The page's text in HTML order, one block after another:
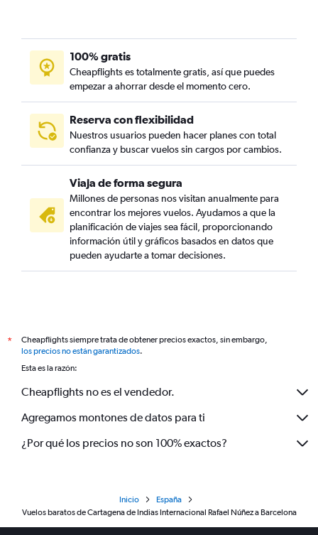
100% gratis
Cheapflights es totalmente gratis, así que puedes
empezar a ahorrar desde el momento cero.
Reserva con flexibilidad
Nuestros usuarios pueden hacer planes con total
confianza y buscar vuelos sin cargos por cambios.
Viaja de forma segura
Millones de personas nos visitan anualmente para
encontrar los mejores vuelos. Ayudamos a que la
planificación de viajes sea fácil, proporcionando
información útil y gráficos basados en datos que
pueden ayudarte a tomar decisiones.
*
Cheapflights siempre trata de obtener precios exactos, sin embargo,
los precios no están garantizados.
Esta es la razón:
Cheapflights no es el vendedor.
Agregamos montones de datos para ti
¿Por qué los precios no son 100% exactos?
Inicio
España
Vuelos baratos de Cartagena de Indias Internacional Rafael Núñez a Barcelona